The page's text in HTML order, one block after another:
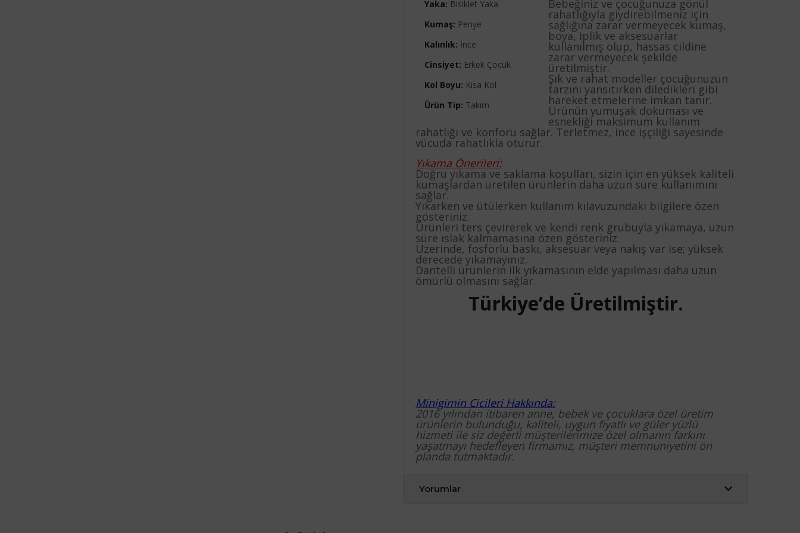
Yaka: Bisiklet Yaka
Kumaş: Penye
Kalınlık: İnce
Cinsiyet: Erkek Çocuk
Kol Boyu: Kısa Kol
Ürün Tip: Takım
Bebeğiniz ve çocuğunuza gönül
rahatlığıyla giydirebilmeniz için
sağlığına zarar vermeyecek kumaş,
boya, iplik ve aksesuarlar
kullanılmış olup, hassas cildine
zarar vermeyecek şekilde
üretilmiştir.
Şık ve rahat modeller çocuğunuzun
tarzını yansıtırken diledikleri gibi
hareket etmelerine imkan tanır.
Ürünün yumuşak dokuması ve
esnekliği maksimum kullanım
rahatlığı ve konforu sağlar. Terletmez, ince işçiliği sayesinde
vücuda rahatlıkla oturur.
Yıkama Önerileri:
Doğru yıkama ve saklama koşulları, sizin için en yüksek kaliteli
kumaşlardan üretilen ürünlerin daha uzun süre kullanımını
sağlar.
Yıkarken ve ütülerken kullanım kılavuzundaki bilgilere özen
gösteriniz.
Ürünleri ters çevirerek ve kendi renk grubuyla yıkamaya, uzun
süre ıslak kalmamasına özen gösteriniz.
Üzerinde, fosforlu baskı, aksesuar veya nakış var ise; yüksek
derecede yıkamayınız.
Dantelli ürünlerin ilk yıkamasının elde yapılması daha uzun
ömürlü olmasını sağlar.
Türkiye’de Üretilmiştir.
Minigimin Cicileri Hakkında:
2016 yılından itibaren anne, bebek ve çocuklara özel üretim
ürünlerin bulunduğu, kaliteli, uygun fiyatlı ve güler yüzlü
hizmeti ile siz değerli müşterilerimize özel olmanın farkını
yaşatmayı hedefleyen firmamız, müşteri memnuniyetini ön
planda tutmaktadır.
Yorumlar